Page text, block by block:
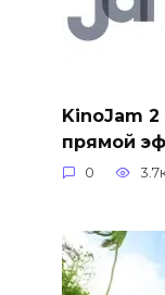
KinoJam
прямой
0